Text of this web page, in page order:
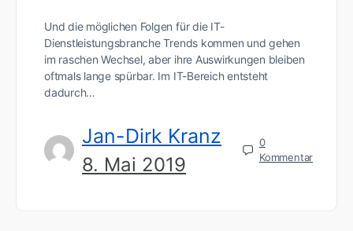
Und die möglichen Folgen für die IT-
Dienstleistungsbranche Trends kommen und gehen
im raschen Wechsel, aber ihre Auswirkungen bleiben
oftmals lange spürbar. Im IT-Bereich entsteht
dadurch…
Jan-Dirk Kranz
8. Mai 2019
0
Kommentar